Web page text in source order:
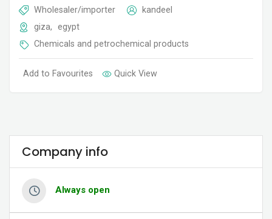
Wholesaler/importer
kandeel
giza,
egypt
Chemicals and petrochemical products
Add to Favourites Quick View
Company info
Always open